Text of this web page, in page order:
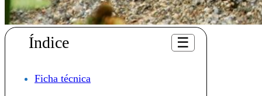
Índice ☰
Ficha técnica